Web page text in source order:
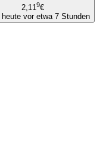
2,119€
heute vor etwa 7 Stunden